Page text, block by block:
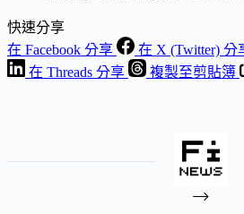
快速分享
在 Facebook 分享
在 X (Twitter) 分
在 Threads 分享
複製至剪貼簿